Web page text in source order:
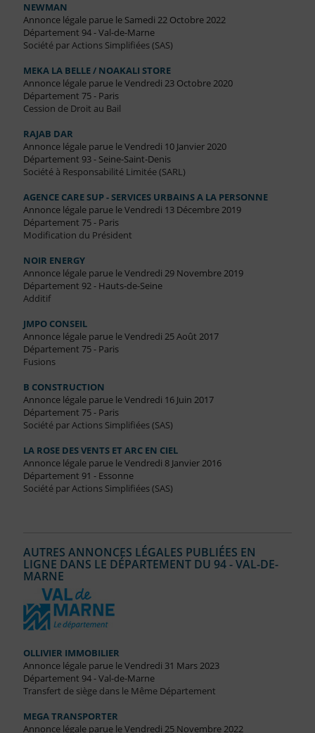
NEWMAN
Annonce légale parue le Samedi 22 Octobre 2022
Département 94 - Val-de-Marne
Société par Actions Simplifiées (SAS)
MEKA LA BELLE / NOAKALI STORE
Annonce légale parue le Vendredi 23 Octobre 2020
Département 75 - Paris
Cession de Droit au Bail
RAJAB DAR
Annonce légale parue le Vendredi 10 Janvier 2020
Département 93 - Seine-Saint-Denis
Société à Responsabilité Limitée (SARL)
AGENCE CARE SUP - SERVICES URBAINS A LA PERSONNE
Annonce légale parue le Vendredi 13 Décembre 2019
Département 75 - Paris
Modification du Président
NOIR ENERGY
Annonce légale parue le Vendredi 29 Novembre 2019
Département 92 - Hauts-de-Seine
Additif
JMPO CONSEIL
Annonce légale parue le Vendredi 25 Août 2017
Département 75 - Paris
Fusions
B CONSTRUCTION
Annonce légale parue le Vendredi 16 Juin 2017
Département 75 - Paris
Société par Actions Simplifiées (SAS)
LA ROSE DES VENTS ET ARC EN CIEL
Annonce légale parue le Vendredi 8 Janvier 2016
Département 91 - Essonne
Société par Actions Simplifiées (SAS)
AUTRES ANNONCES LÉGALES PUBLIÉES EN
LIGNE DANS LE DÉPARTEMENT DU 94 - VAL-DE-
MARNE
OLLIVIER IMMOBILIER
Annonce légale parue le Vendredi 31 Mars 2023
Département 94 - Val-de-Marne
Transfert de siège dans le Même Département
MEGA TRANSPORTER
Annonce légale parue le Vendredi 25 Novembre 2022